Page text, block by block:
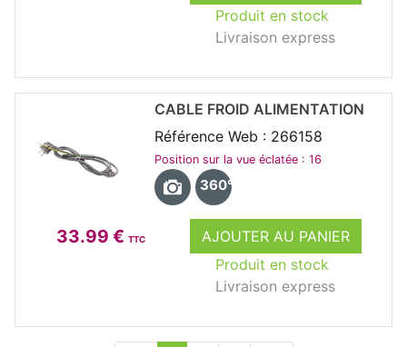
Produit en stock
Livraison express
33.99 € TTC
AJOUTER AU PANIER
Produit en stock
Livraison express
CABLE FROID ALIMENTATION
Référence Web : 266158
Position sur la vue éclatée : 16
360°